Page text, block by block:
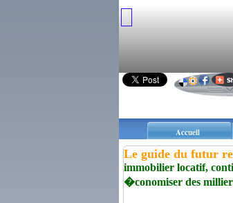
Accueil
Le guide du futur
immobilier locatif,
�conomiser des